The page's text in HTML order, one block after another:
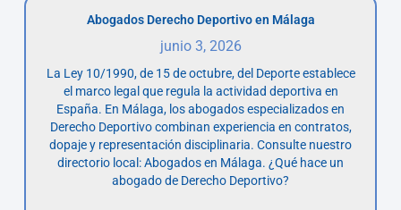
Abogados Derecho Deportivo en Málaga
junio 3, 2026
La Ley 10/1990, de 15 de octubre, del Deporte establece
el marco legal que regula la actividad deportiva en
España. En Málaga, los abogados especializados en
Derecho Deportivo combinan experiencia en contratos,
dopaje y representación disciplinaria. Consulte nuestro
directorio local: Abogados en Málaga. ¿Qué hace un
abogado de Derecho Deportivo?